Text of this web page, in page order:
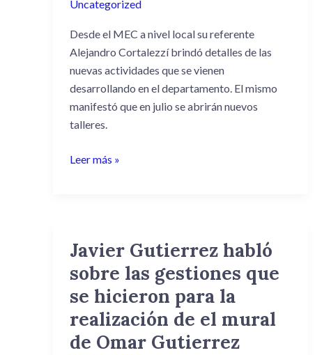
Uncategorized
Desde el MEC a nivel local su referente
Alejandro Cortalezzí brindó detalles de las
nuevas actividades que se vienen
desarrollando en el departamento. El mismo
manifestó que en julio se abrirán nuevos
talleres.
desarrollando
el
MEC
a
nivel
local
Leer más »
Javier Gutierrez habló
sobre las gestiones que
se hicieron para la
realización de el mural
de Omar Gutierrez
Javier
Gutierrez
habló
sobre
las
gestiones